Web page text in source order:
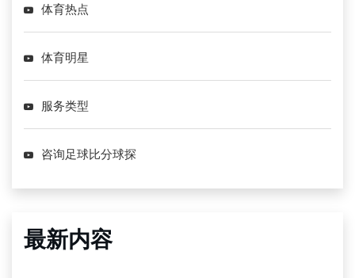
体育热点
体育明星
服务类型
咨询足球比分球探
最新内容